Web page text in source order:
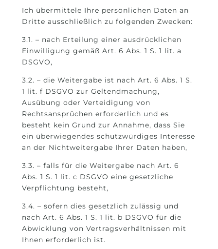
Ich übermittele Ihre persönlichen Daten an
Dritte ausschließlich zu folgenden Zwecken:
3.1. – nach Erteilung einer ausdrücklichen
Einwilligung gemäß Art. 6 Abs. 1 S. 1 lit. a
DSGVO,
3.2. – die Weitergabe ist nach Art. 6 Abs. 1 S.
1 lit. f DSGVO zur Geltendmachung,
Ausübung oder Verteidigung von
Rechtsansprüchen erforderlich und es
besteht kein Grund zur Annahme, dass Sie
ein überwiegendes schutzwürdiges Interesse
an der Nichtweitergabe Ihrer Daten haben,
3.3. – falls für die Weitergabe nach Art. 6
Abs. 1 S. 1 lit. c DSGVO eine gesetzliche
Verpflichtung besteht,
3.4. – sofern dies gesetzlich zulässig und
nach Art. 6 Abs. 1 S. 1 lit. b DSGVO für die
Abwicklung von Vertragsverhältnissen mit
Ihnen erforderlich ist.